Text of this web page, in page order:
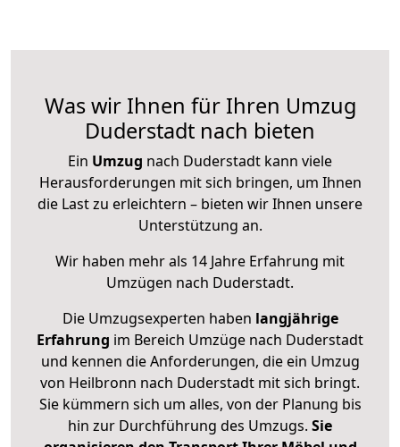
Was wir Ihnen für Ihren Umzug
Duderstadt nach bieten
Ein Umzug nach Duderstadt kann viele
Herausforderungen mit sich bringen, um Ihnen
die Last zu erleichtern – bieten wir Ihnen unsere
Unterstützung an.
Wir haben mehr als 14 Jahre Erfahrung mit
Umzügen nach Duderstadt.
Die Umzugsexperten haben langjährige
Erfahrung im Bereich Umzüge nach Duderstadt
und kennen die Anforderungen, die ein Umzug
von Heilbronn nach Duderstadt mit sich bringt.
Sie kümmern sich um alles, von der Planung bis
hin zur Durchführung des Umzugs. Sie